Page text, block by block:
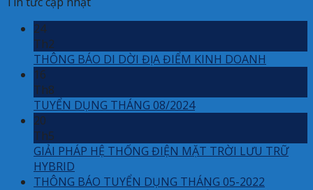
24
Th2
THÔNG BÁO DI DỜI ĐỊA ĐIỂM KINH DOANH
16
Th8
TUYỂN DỤNG THÁNG 08/2024
20
Th5
GIẢI PHÁP HỆ THỐNG ĐIỆN MẶT TRỜI LƯU TRỮ
HYBRID
THÔNG BÁO TUYỂN DỤNG THÁNG 05-2022